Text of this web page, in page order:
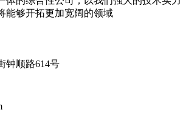
能够开拓更加宽阔的领域
钟顺路614号